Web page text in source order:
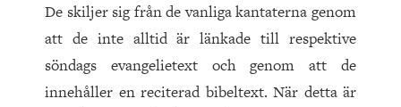
De skiljer sig från de vanliga kantaterna genom
att de inte alltid är länkade till respektive
söndags evangelietext och genom att de
innehåller en reciterad bibeltext. När detta är